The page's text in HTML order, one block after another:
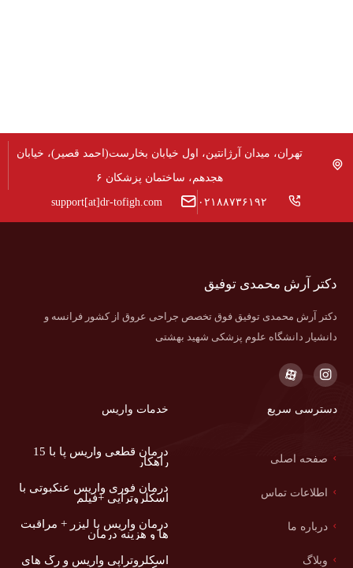
تهران، میدان آرژانتین، اول خیابان بخارست(احمد قصیر)، خیابان
هجدهم، ساختمان پزشکان ۶
۰۲۱۸۸۷۳۶۱۹۲ support[at]dr-tofigh.com
دکتر آرش محمدی توفیق
دکتر آرش محمدی توفیق فوق تخصص جراحی عروق از کشور فرانسه و
دانشیار دانشگاه علوم پزشکی شهید بهشتی
دسترسی سریع
صفحه اصلی
اطلاعات تماس
درباره ما
وبلاگ
خدمات واریس
درمان قطعی واریس پا با 15
راهکار
درمان فوری واریس عنکبوتی با
اسکلروتراپی +فیلم
درمان واریس با لیزر + مراقبت
ها و هزینه درمان
اسکلروتراپی واریس و رگ های